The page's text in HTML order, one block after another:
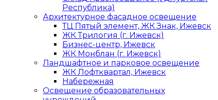
Республика)
Архитектурное фасадное освещение
ТЦ Пятый элемент, ЖК Знак, Ижевск
ЖК Трилогия (г. Ижевск)
Бизнес-центр, Ижевск
ЖК Монблан (г. Ижевск)
Ландшафтное и парковое освещение
ЖК Лофтквартал, Ижевск
Набережная
Освещение образовательных